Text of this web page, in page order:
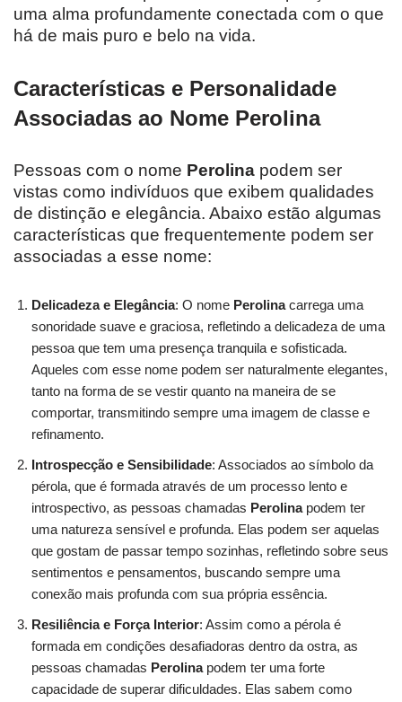
uma alma profundamente conectada com o que
há de mais puro e belo na vida.
Características e Personalidade
Associadas ao Nome Perolina
Pessoas com o nome Perolina podem ser
vistas como indivíduos que exibem qualidades
de distinção e elegância. Abaixo estão algumas
características que frequentemente podem ser
associadas a esse nome:
Delicadeza e Elegância: O nome Perolinacarrega uma
sonoridade suave e graciosa, refletindo a delicadeza de uma
pessoa que tem uma presença tranquila e sofisticada.
Aqueles com esse nome podem ser naturalmente elegantes,
tanto na forma de se vestir quanto na maneira de se
comportar, transmitindo sempre uma imagem de classe e
refinamento.
Introspecção e Sensibilidade: Associados ao símbolo da
pérola, que é formada através de um processo lento e
introspectivo, as pessoas chamadas Perolinapodem ter
uma natureza sensível e profunda. Elas podem ser aquelas
que gostam de passar tempo sozinhas, refletindo sobre seus
sentimentos e pensamentos, buscando sempre uma
conexão mais profunda com sua própria essência.
Resiliência e Força Interior: Assim como a pérola é
formada em condições desafiadoras dentro da ostra, as
pessoas chamadas Perolinapodem ter uma forte
capacidade de superar dificuldades. Elas sabem como